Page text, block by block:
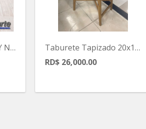
Taburete Desi Beige Y Nogal 20x20x25 Alt
Taburete Tapizado 20x16x38alt Color Crema
RD$ 26,000.00